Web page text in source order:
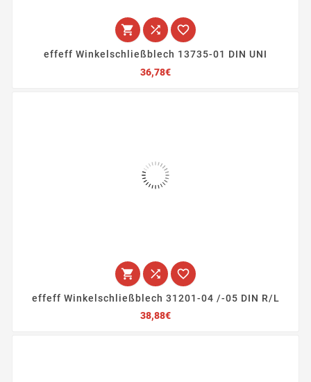
  
effeff Winkelschließblech 13735-01 DIN UNI
36,78€Preis
  
effeff Winkelschließblech 31201-04 /-05 DIN R/L
38,88€Preis